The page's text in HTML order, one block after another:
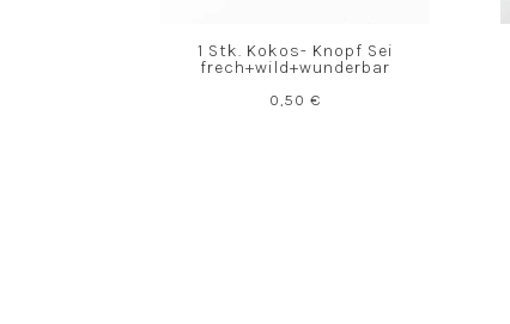
1 Stk. Kokos- Knopf Sei
frech+wild+wunderbar
0,50€